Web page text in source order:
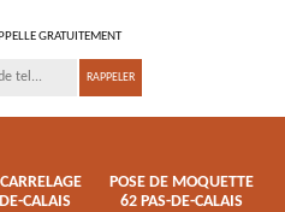
GRATUITEMENT
CALAIS
POSE DE MOQUETTE
62 PAS-DE-CALAIS